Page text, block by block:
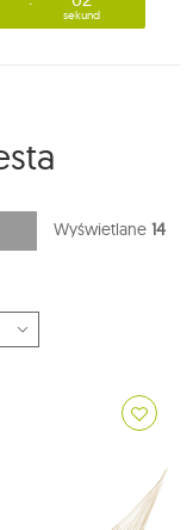
sekund
Wyświetlane 14